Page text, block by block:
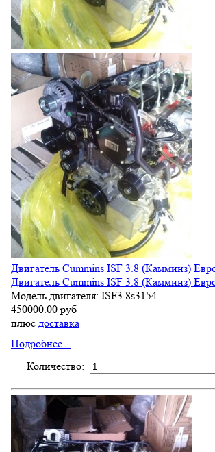
Двигатель Cummins ISF 3.8 (Камминз)
Двигатель Cummins ISF 3.8 (Камминз)
Модель двигателя: ISF3.8s3154
450000.00 руб
плюс доставка
Подробнее...
Количество: